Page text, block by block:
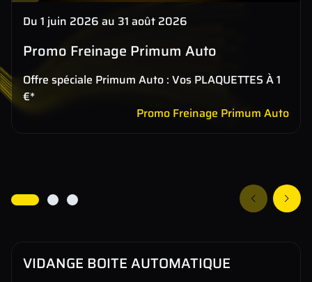
Du 1 juin 2026 au 31 août 2026
Promo Freinage Primum Auto
Offre spéciale Primum Auto : Vos PLAQUETTES À 1
€*
Promo Freinage Primum Auto
VIDANGE BOITE AUTOMATIQUE